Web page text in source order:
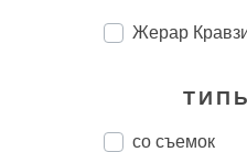
Жерар
со съемок